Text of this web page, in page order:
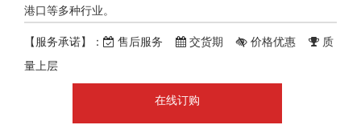
港口等多种行业。
【服务承诺】：
售后服务 交货期 价格优惠
质
量上层
在线订购